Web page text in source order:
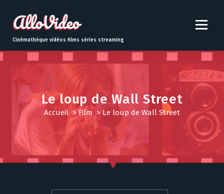
t
o
Cinémathèque vidéos films séries streaming
Le loup de Wall Street
Accueil >Film >Le loup de Wall Street